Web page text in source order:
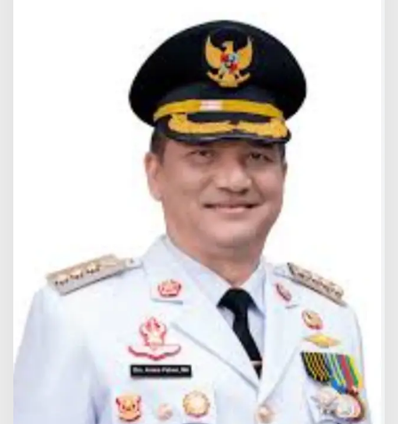
J
A
N
G
A
N
P
E
N
D
A
T
A
N
R
U
M
A
H
U